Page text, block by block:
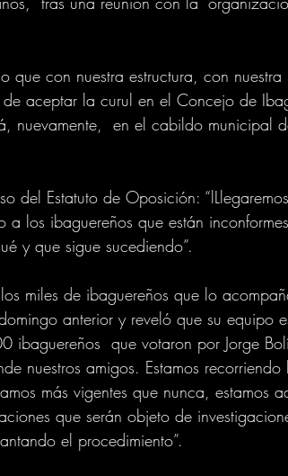
que con nuestra estructura, con nuestra
aceptar la curul en el Concejo de
nuevamente,  en el cabildo municipal
del Estatuto de Oposición:
a los ibaguereños que están
y que sigue sucediendo”.
miles de ibaguereños que lo
anterior y reveló que su equipo
ibaguereños  que votaron por Jorge
nuestros amigos. Estamos
más vigentes que nunca, estamos
que serán objeto de
el procedimiento”.